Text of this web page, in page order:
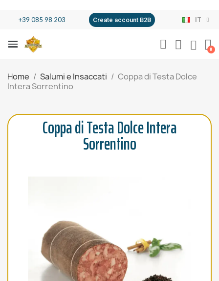
+39 085 98 203 Create account B2B IT
Home Salumi e Insaccati
Coppa di Testa Dolce
Intera Sorrentino
Coppa di Testa Dolce Intera
Sorrentino